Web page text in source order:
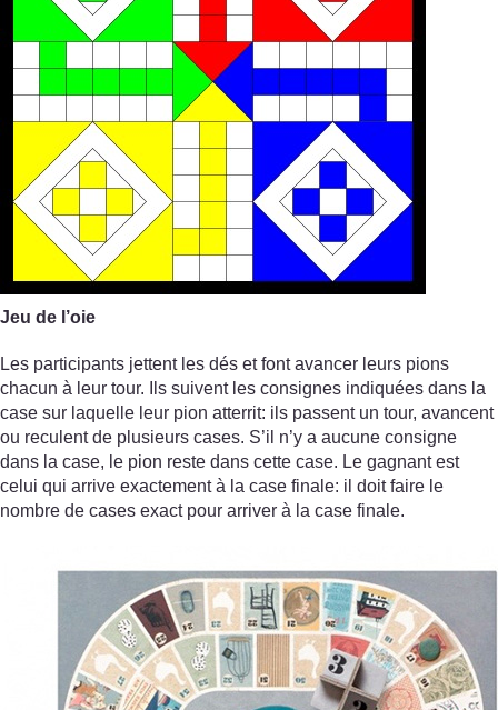
Jeu de l’oie
Les participants jettent les dés et font avancer leurs pions
chacun à leur tour. Ils suivent les consignes indiquées dans la
case sur laquelle leur pion atterrit: ils passent un tour, avancent
ou reculent de plusieurs cases. S’il n’y a aucune consigne
dans la case, le pion reste dans cette case. Le gagnant est
celui qui arrive exactement à la case finale: il doit faire le
nombre de cases exact pour arriver à la case finale.